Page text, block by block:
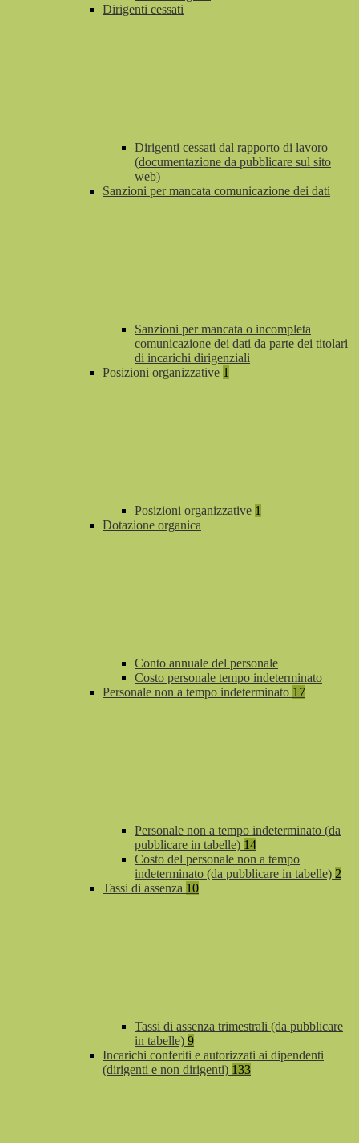
Dirigenti cessati
Dirigenti cessati dal rapporto di lavoro
(documentazione da pubblicare sul sito
web)
Sanzioni per mancata comunicazione dei dati
Sanzioni per mancata o incompleta
comunicazione dei dati da parte dei titolari
di incarichi dirigenziali
Posizioni organizzative 1
Posizioni organizzative 1
Dotazione organica
Conto annuale del personale
Costo personale tempo indeterminato
Personale non a tempo indeterminato 17
Personale non a tempo indeterminato (da
pubblicare in tabelle) 14
Costo del personale non a tempo
indeterminato (da pubblicare in tabelle) 2
Tassi di assenza 10
Tassi di assenza trimestrali (da pubblicare
in tabelle) 9
Incarichi conferiti e autorizzati ai dipendenti
(dirigenti e non dirigenti) 133